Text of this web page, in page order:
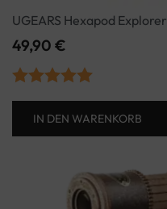
UGEARS Hexapod Explorer
49,90 €
Bewertet mit
5.00von 5
IN DEN WARENKORB